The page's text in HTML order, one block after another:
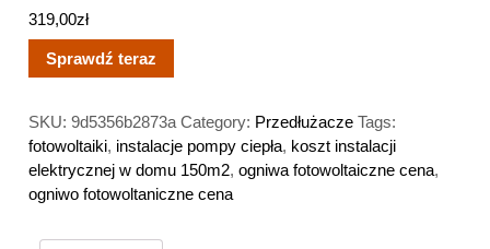
319,00zł
Sprawdź teraz
SKU:9d5356b2873a Category: Przedłużacze Tags:
fotowoltaiki, instalacje pompy ciepła, koszt instalacji
elektrycznej w domu 150m2,ogniwa fotowoltaiczne cena,
ogniwo fotowoltaniczne cena